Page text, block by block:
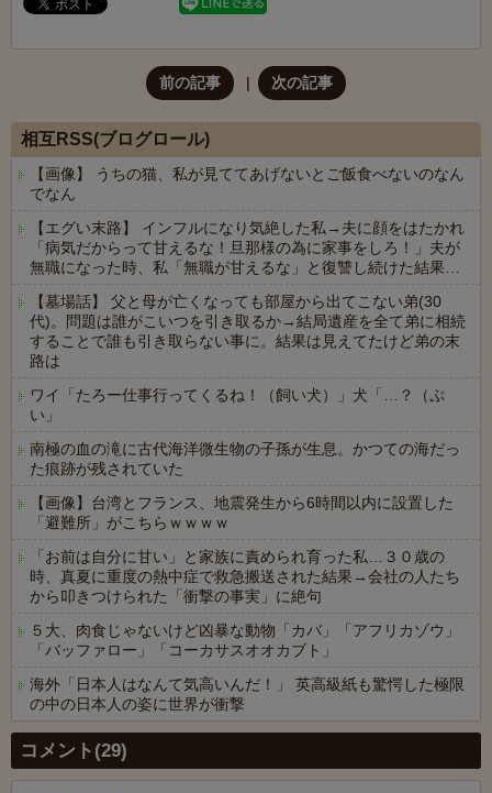
前の記事 次の記事
相互RSS(ブログロール)
【画像】 うちの猫、私が見ててあげないとご飯食べないのなん
でなん
【エグい末路】 インフルになり気絶した私→夫に顔をはたかれ
「病気だからって甘えるな！旦那様の為に家事をしろ！」夫が
無職になった時、私「無職が甘えるな」と復讐し続けた結果…
【墓場話】 父と母が亡くなっても部屋から出てこない弟(30
代)。問題は誰がこいつを引き取るか→結局遺産を全て弟に相続
することで誰も引き取らない事に。結果は見えてたけど弟の末
路は
ワイ「たろー仕事行ってくるね！（飼い犬）」犬「…？（ぷ
い」
南極の血の滝に古代海洋微生物の子孫が生息。かつての海だっ
た痕跡が残されていた
【画像】台湾とフランス、地震発生から6時間以内に設置した
「避難所」がこちらｗｗｗｗ
「お前は自分に甘い」と家族に責められ育った私…３０歳の
時、真夏に重度の熱中症で救急搬送された結果→会社の人たち
から叩きつけられた「衝撃の事実」に絶句
５大、肉食じゃないけど凶暴な動物「カバ」「アフリカゾウ」
「バッファロー」「コーカサスオオカブト」
海外「日本人はなんて気高いんだ！」 英高級紙も驚愕した極限
の中の日本人の姿に世界が衝撃
Powered by livedoor 相互RSS
コメント(29)